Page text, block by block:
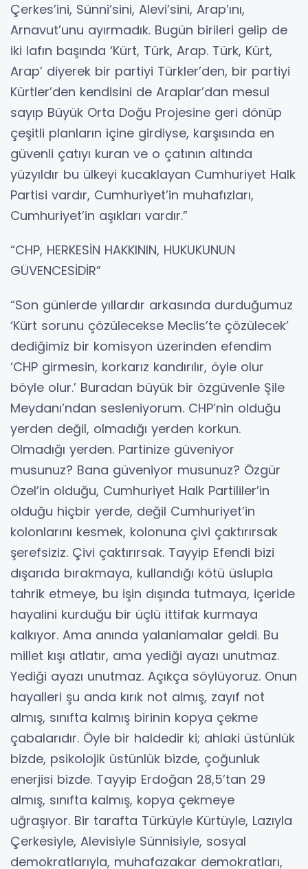
Çerkes’ini, Sünni’sini, Alevi’sini, Arap’ını,
Arnavut’unu ayırmadık. Bugün birileri gelip de
iki lafın başında ‘Kürt, Türk, Arap. Türk, Kürt,
Arap’ diyerek bir partiyi Türkler’den, bir partiyi
Kürtler’den kendisini de Araplar’dan mesul
sayıp Büyük Orta Doğu Projesine geri dönüp
çeşitli planların içine girdiyse, karşısında en
güvenli çatıyı kuran ve o çatının altında
yüzyıldır bu ülkeyi kucaklayan Cumhuriyet Halk
Partisi vardır, Cumhuriyet’in muhafızları,
Cumhuriyet’in aşıkları vardır.”
“CHP, HERKESİN HAKKININ, HUKUKUNUN
GÜVENCESİDİR”
“Son günlerde yıllardır arkasında durduğumuz
‘Kürt sorunu çözülecekse Meclis’te çözülecek’
dediğimiz bir komisyon üzerinden efendim
‘CHP girmesin, korkarız kandırılır, öyle olur
böyle olur.’ Buradan büyük bir özgüvenle Şile
Meydanı’ndan sesleniyorum. CHP’nin olduğu
yerden değil, olmadığı yerden korkun.
Olmadığı yerden. Partinize güveniyor
musunuz? Bana güveniyor musunuz? Özgür
Özel’in olduğu, Cumhuriyet Halk Partililer’in
olduğu hiçbir yerde, değil Cumhuriyet’in
kolonlarını kesmek, kolonuna çivi çaktırırsak
şerefsiziz. Çivi çaktırırsak. Tayyip Efendi bizi
dışarıda bırakmaya, kullandığı kötü üslupla
tahrik etmeye, bu işin dışında tutmaya, içeride
hayalini kurduğu bir üçlü ittifak kurmaya
kalkıyor. Ama anında yalanlamalar geldi. Bu
millet kışı atlatır, ama yediği ayazı unutmaz.
Yediği ayazı unutmaz. Açıkça söylüyoruz. Onun
hayalleri şu anda kırık not almış, zayıf not
almış, sınıfta kalmış birinin kopya çekme
çabalarıdır. Öyle bir haldedir ki; ahlaki üstünlük
bizde, psikolojik üstünlük bizde, çoğunluk
enerjisi bizde. Tayyip Erdoğan 28,5’tan 29
almış, sınıfta kalmış, kopya çekmeye
uğraşıyor. Bir tarafta Türküyle Kürtüyle, Lazıyla
Çerkesiyle, Alevisiyle Sünnisiyle, sosyal
demokratlarıyla, muhafazakar demokratları,